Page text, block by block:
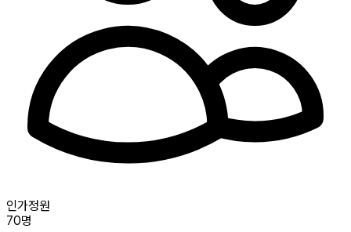
인가정원
70명